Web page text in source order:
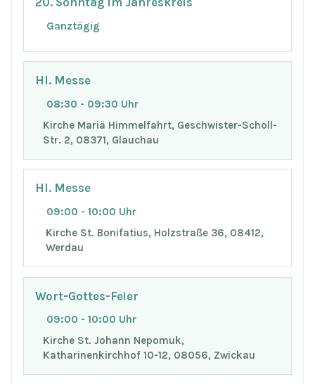
Ganztägig
Hl. Messe
08:30 - 09:30 Uhr
Kirche Mariä Himmelfahrt, Geschwister-Scholl-
Str. 2, 08371, Glauchau
Hl. Messe
09:00 - 10:00 Uhr
Kirche St. Bonifatius, Holzstraße 36, 08412,
Werdau
Wort-Gottes-Feier
09:00 - 10:00 Uhr
Kirche St. Johann Nepomuk,
Katharinenkirchhof 10-12, 08056, Zwickau